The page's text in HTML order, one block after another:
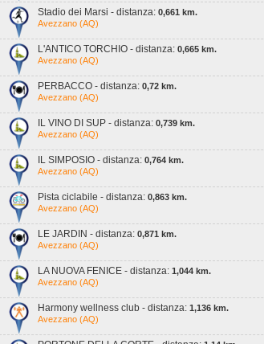
Stadio dei Marsi - distanza: 0,661 km.
Avezzano (AQ)
L'ANTICO TORCHIO - distanza: 0,665 km.
Avezzano (AQ)
PERBACCO - distanza: 0,72 km.
Avezzano (AQ)
IL VINO DI SUP - distanza: 0,739 km.
Avezzano (AQ)
IL SIMPOSIO - distanza: 0,764 km.
Avezzano (AQ)
Pista ciclabile - distanza: 0,863 km.
Avezzano (AQ)
LE JARDIN - distanza: 0,871 km.
Avezzano (AQ)
LA NUOVA FENICE - distanza: 1,044 km.
Avezzano (AQ)
Harmony wellness club - distanza: 1,136 km.
Avezzano (AQ)